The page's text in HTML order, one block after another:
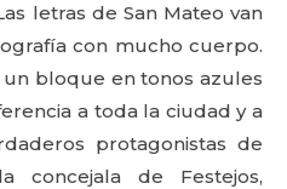
letras de San Mateo van
con mucho cuerpo.
bloque en tonos azules
a toda la ciudad y a
protagonistas de
concejala de Festejos,